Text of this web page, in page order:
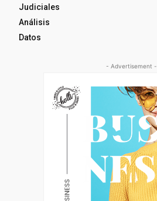
Judiciales
Análisis
Datos
- Advertisement -